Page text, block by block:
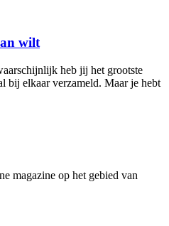
wilt
heb jij het grootste
bij elkaar verzameld. Maar je hebt
magazine op het gebied van